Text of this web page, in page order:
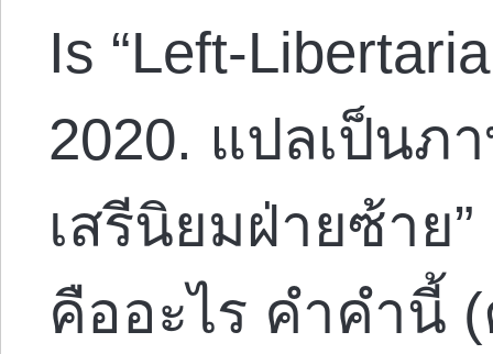
Is “Left-
2020. แปลเป็นภ
เสรีนิยมฝ่ายซ้าย
คืออะไร คำคำนี้